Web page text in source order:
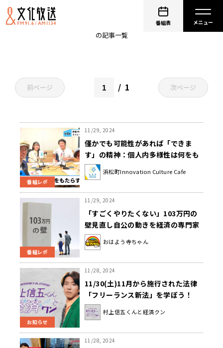
番組表
の記事一覧
前ページ 1 次ページ
番組レポ
11/29, 2024
僅かでも可能性があれば「できま
す」の精神：個人内多様性は何をも
たらすのか
浜松町Innovation Culture Cafe
番組レポ
11/29, 2024
「すごくやりたくない」103万円の
壁見直し自公の動きを経済の専門家
が解説
おはよう寺ちゃん
お知らせ
11/28, 2024
11/30(土)11月から施行された法律
「フリーランス新法」を学ぼう！
『村上信五くんと経済クン』
村上信五くんと経済クン
11/28, 2024